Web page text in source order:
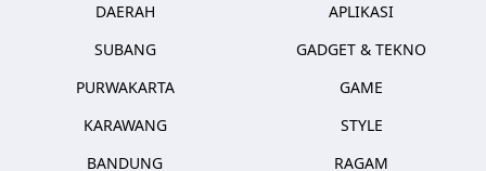
DAERAH
SUBANG
PURWAKARTA
KARAWANG
BANDUNG
APLIKASI
GADGET & TEKNO
GAME
STYLE
RAGAM